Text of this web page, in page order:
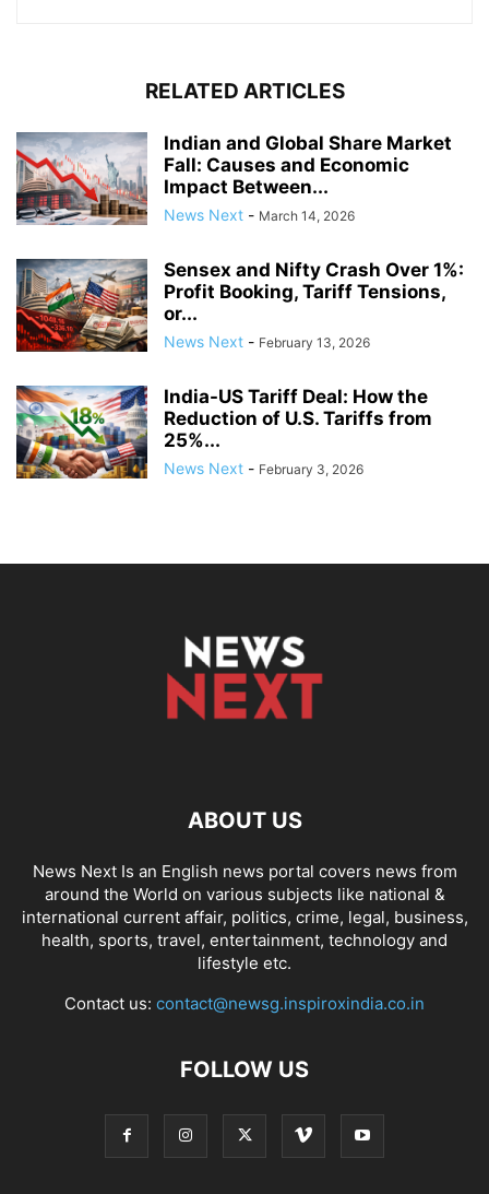
RELATED ARTICLES
Indian and Global Share Market
Fall: Causes and Economic
Impact Between...
News Next - March 14, 2026
Sensex and Nifty Crash Over 1%:
Profit Booking, Tariff Tensions,
or...
News Next - February 13, 2026
India-US Tariff Deal: How the
Reduction of U.S. Tariffs from
25%...
News Next - February 3, 2026
ABOUT US
News Next Is an English news portal covers news from
around the World on various subjects like national &
international current affair, politics, crime, legal, business,
health, sports, travel, entertainment, technology and
lifestyle etc.
Contact us: contact@newsg.inspiroxindia.co.in
FOLLOW US